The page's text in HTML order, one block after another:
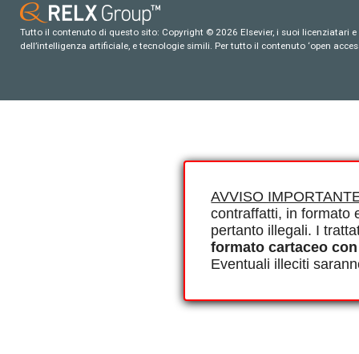
AVVISO
contraffatti, in formato
pertanto illegali. I
formato cartaceo
Eventuali illeciti
Tutto il contenuto di questo sito: Copyright © 2026 Elsevier, i suoi
dell’intelligenza artificiale, e tecnologie simili. Per tutto il contenuto ‘open